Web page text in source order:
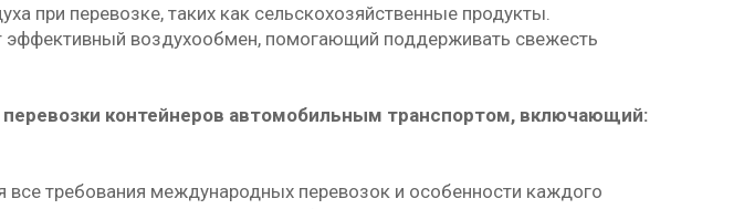
при перевозке, таких как сельскохозяйственные продукты.
эффективный воздухообмен, помогающий поддерживать свежесть
контейнеров автомобильным транспортом, включающий:
требования международных перевозок и особенности каждого